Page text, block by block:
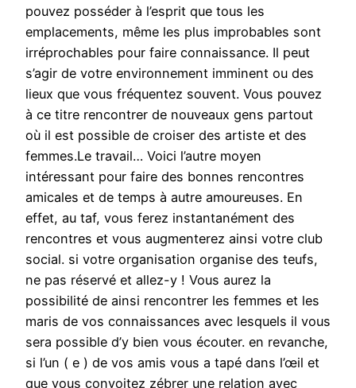
pouvez posséder à l’esprit que tous les
emplacements, même les plus improbables sont
irréprochables pour faire connaissance. Il peut
s’agir de votre environnement imminent ou des
lieux que vous fréquentez souvent. Vous pouvez
à ce titre rencontrer de nouveaux gens partout
où il est possible de croiser des artiste et des
femmes.Le travail… Voici l’autre moyen
intéressant pour faire des bonnes rencontres
amicales et de temps à autre amoureuses. En
effet, au taf, vous ferez instantanément des
rencontres et vous augmenterez ainsi votre club
social. si votre organisation organise des teufs,
ne pas réservé et allez-y ! Vous aurez la
possibilité de ainsi rencontrer les femmes et les
maris de vos connaissances avec lesquels il vous
sera possible d’y bien vous écouter. en revanche,
si l’un ( e ) de vos amis vous a tapé dans l’œil et
que vous convoitez zébrer une relation avec